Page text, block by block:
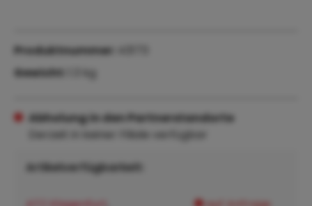
Abholung in den Partnerstandorte
Derzeit in keiner Filiale verfügbar
Artikelverfügbarkeit:
Produktnummer:
Gewicht:
1.3 kg